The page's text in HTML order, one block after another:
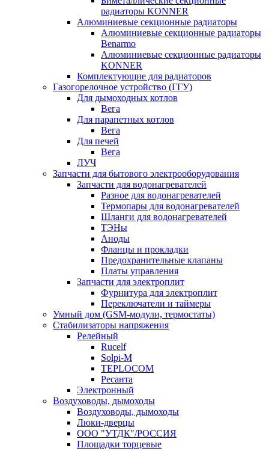
радиаторы KONNER
Алюминиевые секционные радиаторы
Алюминиевые секционные радиаторы
Benarmo
Алюминиевые секционные радиаторы
KONNER
Комплектующие для радиаторов
Газогорелочное устройство (ГГУ)
Для дымоходных котлов
Вега
Для парапетных котлов
Вега
Для печей
Вега
ЛУЧ
Запчасти для бытового электрооборудования
Запчасти для водонагревателей
Разное для водонагревателей
Термопары для водонагревателей
Шланги для водонагревателей
ТЭНы
Аноды
Фланцы и прокладки
Предохранительные клапаны
Платы управления
Запчасти для электроплит
Фурнитура для электроплит
Переключатели и таймеры
Умный дом (GSM-модули, термостаты)
Cтабилизаторы напряжения
Релейный
Rucelf
Solpi-M
TEPLOCOM
Ресанта
Электронный
Воздуховоды, дымоходы
Воздуховоды, дымоходы
Люки-дверцы
ООО "УТДК"/РОССИЯ
Площадки торцевые